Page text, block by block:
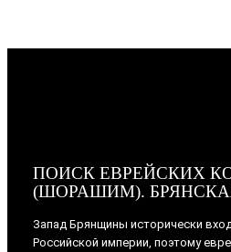
ПОИСК ЕВРЕЙСКИХ
(ШОРАШИМ).
Запад Брянщины исторически
Российской империи, поэтому